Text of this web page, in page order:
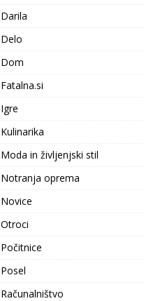
Darila
Delo
Dom
Fatalna.si
Igre
Kulinarika
Moda in življenjski stil
Notranja oprema
Novice
Otroci
Počitnice
Posel
Računalništvo